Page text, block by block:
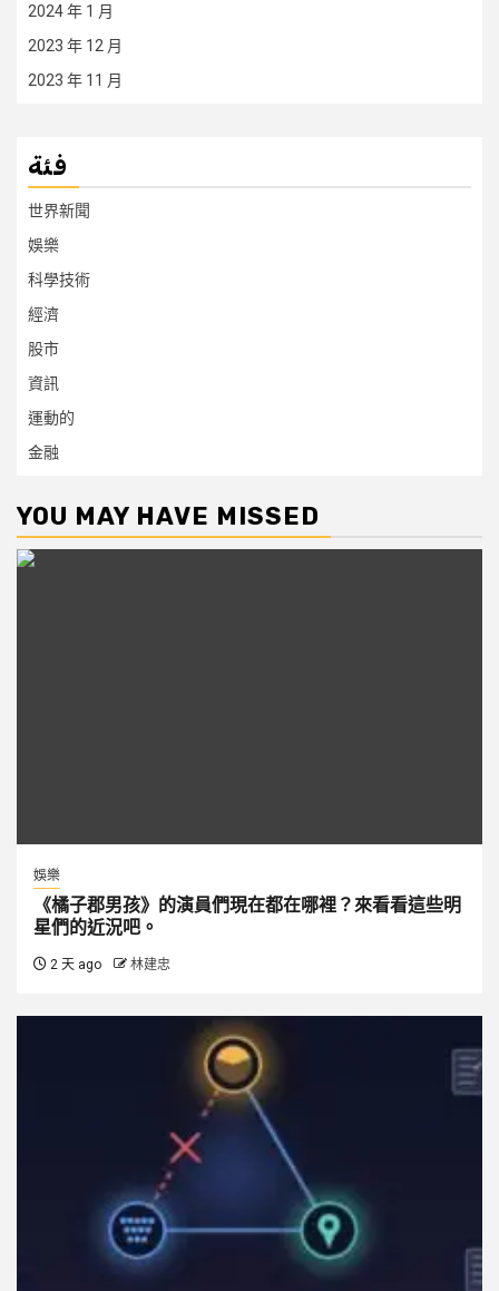
2024 年 1 月
2023 年 12 月
2023 年 11 月
فئة
世界新聞
娛樂
科學技術
經濟
股市
資訊
運動的
金融
YOU MAY HAVE MISSED
娛樂
《橘子郡男孩》的演員們現在都在哪裡？來看看這些明
星們的近況吧。
2 天 ago 林建忠